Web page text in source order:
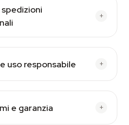
+
uso responsabile +
e garanzia +